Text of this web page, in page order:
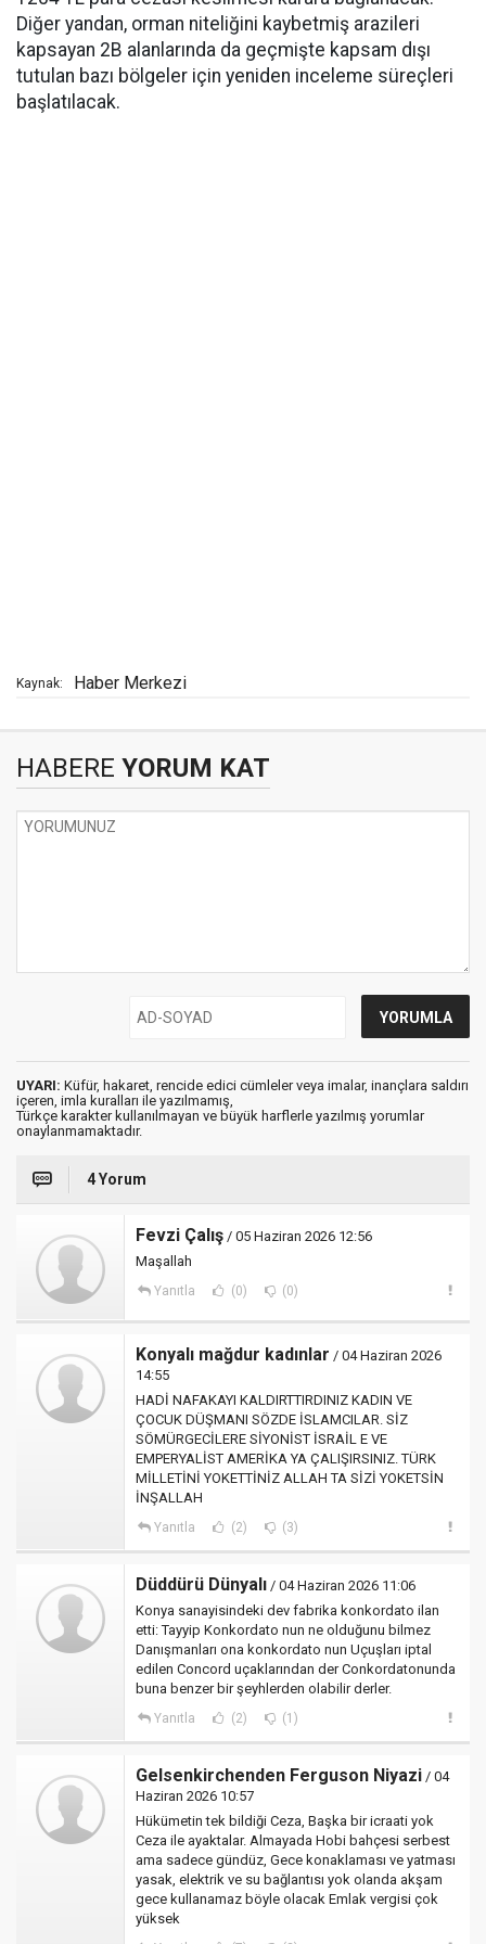
Diğer yandan, orman niteliğini kaybetmiş arazileri
kapsayan 2B alanlarında da geçmişte kapsam dışı
tutulan bazı bölgeler için yeniden inceleme süreçleri
başlatılacak.
Kaynak: Haber Merkezi
HABERE YORUM KAT
UYARI: Küfür, hakaret, rencide edici cümleler veya imalar, inançlara saldırı
içeren, imla kuralları ile yazılmamış,
Türkçe karakter kullanılmayan ve büyük harflerle yazılmış yorumlar
onaylanmamaktadır.
4 Yorum
Fevzi Çalış / 05 Haziran 2026 12:56
Maşallah
Yanıtla (0) (0)
Konyalı mağdur kadınlar / 04 Haziran 2026
14:55
HADİ NAFAKAYI KALDIRTTIRDINIZ KADIN VE
ÇOCUK DÜŞMANI SÖZDE İSLAMCILAR. SİZ
SÖMÜRGECİLERE SİYONİST İSRAİL E VE
EMPERYALİST AMERİKA YA ÇALIŞIRSINIZ. TÜRK
MİLLETİNİ YOKETTİNİZ ALLAH TA SİZİ YOKETSİN
İNŞALLAH
Yanıtla (2) (3)
Düddürü Dünyalı / 04 Haziran 2026 11:06
Konya sanayisindeki dev fabrika konkordato ilan
etti: Tayyip Konkordato nun ne olduğunu bilmez
Danışmanları ona konkordato nun Uçuşları iptal
edilen Concord uçaklarından der Conkordatonunda
buna benzer bir şeyhlerden olabilir derler.
Yanıtla (2) (1)
Gelsenkirchenden Ferguson Niyazi / 04
Haziran 2026 10:57
Hükümetin tek bildiği Ceza, Başka bir icraati yok
Ceza ile ayaktalar. Almayada Hobi bahçesi serbest
ama sadece gündüz, Gece konaklaması ve yatması
yasak, elektrik ve su bağlantısı yok olanda akşam
gece kullanamaz böyle olacak Emlak vergisi çok
yüksek